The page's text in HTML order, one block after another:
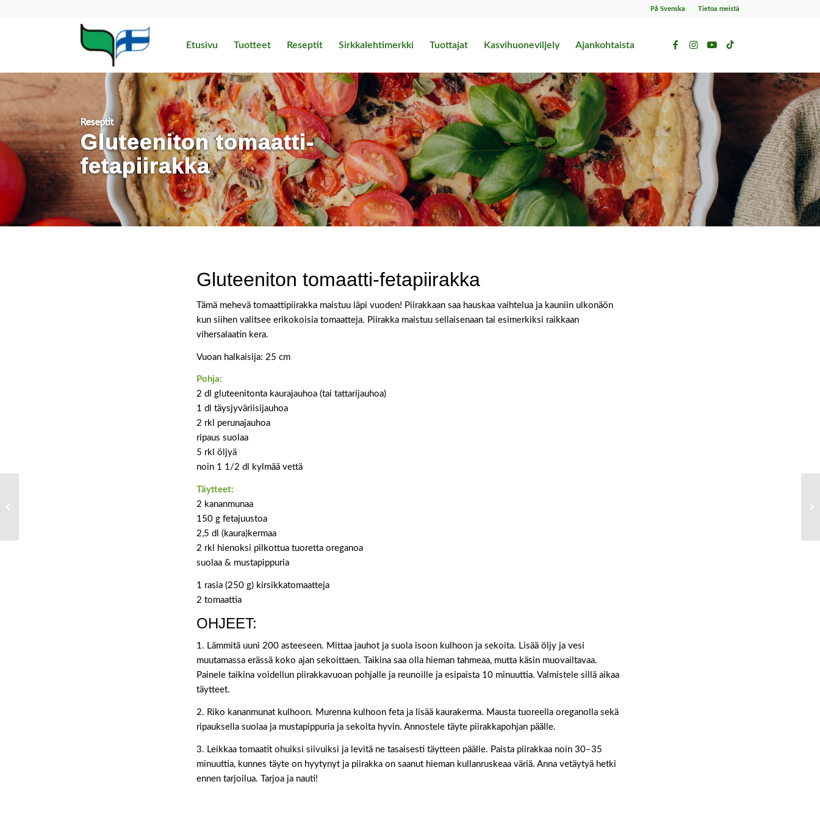
På Svenska Tietoa meistä
Etusivu Tuotteet Reseptit Sirkkalehtimerkki Tuottajat Kasvihuoneviljely Ajankohtaista
Reseptit
Gluteeniton tomaatti-
fetapiirakka
Gluteeniton tomaatti-fetapiirakka
Tämä mehevä tomaattipiirakka maistuu läpi vuoden! Piirakkaan saa hauskaa vaihtelua ja kauniin ulkonäön
kun siihen valitsee erikokoisia tomaatteja. Piirakka maistuu sellaisenaan tai esimerkiksi raikkaan
vihersalaatin kera.
Vuoan halkaisija: 25 cm
Pohja:
2 dl gluteenitonta kaurajauhoa (tai tattarijauhoa)
1 dl täysjyväriisijauhoa
2 rkl perunajauhoa
ripaus suolaa
5 rkl öljyä
noin 1 1/2 dl kylmää vettä
Täytteet:
2 kananmunaa
150 g fetajuustoa
2,5 dl (kaura)kermaa
2 rkl hienoksi pilkottua tuoretta oreganoa
suolaa & mustapippuria
1 rasia (250 g) kirsikkatomaatteja
2 tomaattia
OHJEET:
1. Lämmitä uuni 200 asteeseen. Mittaa jauhot ja suola isoon kulhoon ja sekoita. Lisää öljy ja vesi
muutamassa erässä koko ajan sekoittaen. Taikina saa olla hieman tahmeaa, mutta käsin muovailtavaa.
Painele taikina voidellun piirakkavuoan pohjalle ja reunoille ja esipaista 10 minuuttia. Valmistele sillä aikaa
täytteet.
2. Riko kananmunat kulhoon. Murenna kulhoon feta ja lisää kaurakerma. Mausta tuoreella oreganolla sekä
ripauksella suolaa ja mustapippuria ja sekoita hyvin. Annostele täyte piirakkapohjan päälle.
3. Leikkaa tomaatit ohuiksi siivuiksi ja levitä ne tasaisesti täytteen päälle. Paista piirakkaa noin 30–35
minuuttia, kunnes täyte on hyytynyt ja piirakka on saanut hieman kullanruskeaa väriä. Anna vetäytyä hetki
ennen tarjoilua. Tarjoa ja nauti!